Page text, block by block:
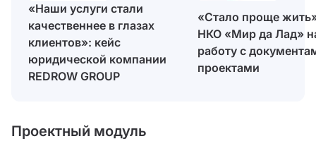
«Наши услуги стали
качественнее в глазах
клиентов»: кейс
юридической компании
REDROW GROUP
«Стало проще
НКО «Мир да Лад»
работу с
проектами
Проектный модуль